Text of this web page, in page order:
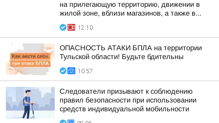
на прилегающую территорию, движении в
жилой зоне, вблизи магазинов, а также в...
12:10
ОПАСНОСТЬ АТАКИ БПЛА на территории
Тульской области! Будьте бдительны
10:57
Следователи призывают к соблюдению
правил безопасности при использовании
средств индивидуальной мобильности